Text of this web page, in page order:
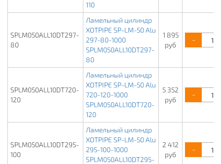
110
SPLM050ALL10DT297-
80
Ламельный цилиндр
XOTPIPE SP-LM-50 Alu
297-80-1000
SPLM050ALL10DT297-
80
1 895
руб
-
SPLM050ALL10DT720-
120
Ламельный цилиндр
XOTPIPE SP-LM-50 Alu
720-120-1000
SPLM050ALL10DT720-
120
5 352
руб
-
SPLM050ALL10DT295-
100
Ламельный цилиндр
XOTPIPE SP-LM-50 Alu
295-100-1000
SPLM050ALL10DT295-
2 412
руб
-